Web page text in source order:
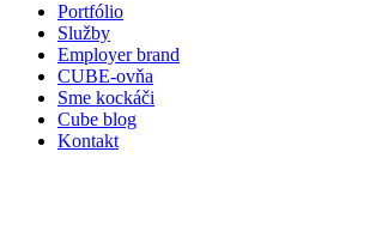
Portfólio
Služby
Employer brand
CUBE-ovňa
Sme kockáči
Cube blog
Kontakt